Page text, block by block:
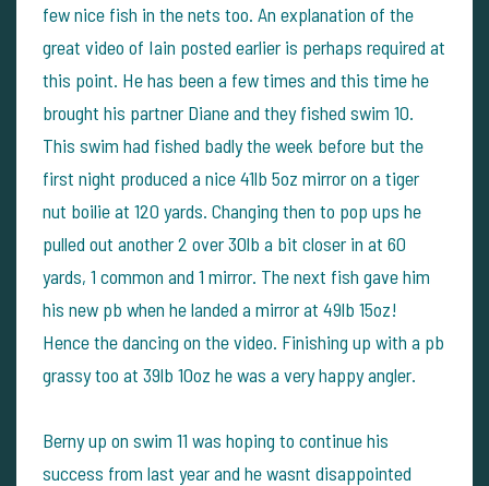
few nice fish in the nets too. An explanation of the
great video of Iain posted earlier is perhaps required at
this point. He has been a few times and this time he
brought his partner Diane and they fished swim 10.
This swim had fished badly the week before but the
first night produced a nice 41lb 5oz mirror on a tiger
nut boilie at 120 yards. Changing then to pop ups he
pulled out another 2 over 30lb a bit closer in at 60
yards, 1 common and 1 mirror. The next fish gave him
his new pb when he landed a mirror at 49lb 15oz!
Hence the dancing on the video. Finishing up with a pb
grassy too at 39lb 10oz he was a very happy angler.
Berny up on swim 11 was hoping to continue his
success from last year and he wasnt disappointed